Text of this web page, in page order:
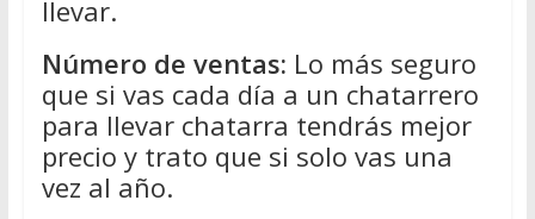
llevar.
Número de ventas: Lo más seguro
que si vas cada día a un chatarrero
para llevar chatarra tendrás mejor
precio y trato que si solo vas una
vez al año.